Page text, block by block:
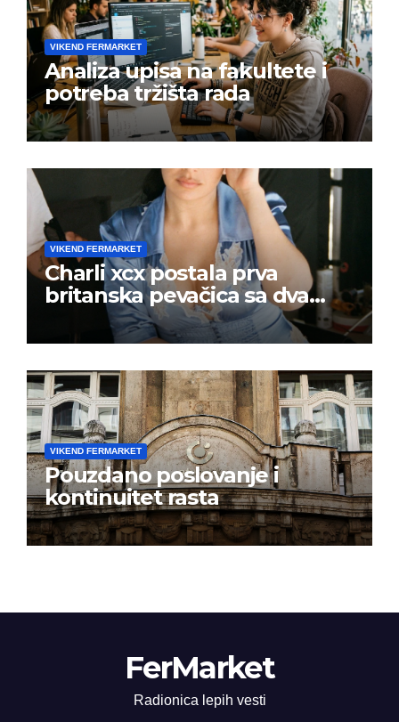
VIKEND FERMARKET
Analiza upisa na fakultete i
potreba tržišta rada
VIKEND FERMARKET
Charli xcx postala prva
britanska pevačica sa dva
albuma na prvom mestu u
istoj kalendarskoj godini
VIKEND FERMARKET
Pouzdano poslovanje i
kontinuitet rasta
FerMarket
Radionica lepih vesti